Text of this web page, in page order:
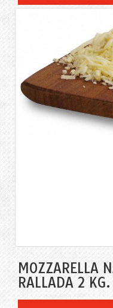
MOZZARELLA
RALLADA 2 KG.